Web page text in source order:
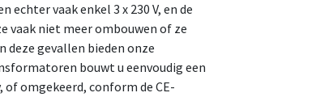
echter vaak enkel 3 x 230 V, en de
vaak niet meer ombouwen of ze
deze gevallen bieden onze
bouwt u eenvoudig een
of omgekeerd, conform de CE-